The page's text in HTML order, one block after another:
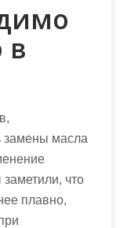
в
замены масла
что
плавно,